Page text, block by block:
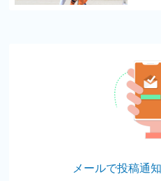
メールで投稿通